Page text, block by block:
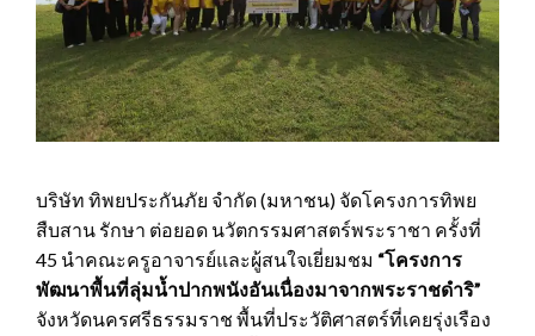
บริษัท ทิพยประกันภัย จำกัด (มหาชน) จัดโครงการทิพย
สืบสาน รักษา ต่อยอด นวัตกรรมศาสตร์พระราชา ครั้งที่
45 นำคณะครูอาจารย์และผู้สนใจเยี่ยมชม “โครงการ
พัฒนาพื้นที่ลุ่มน้ำปากพนังอันเนื่องมาจากพระราชดำริ”
จังหวัดนครศรีธรรมราช พื้นที่ประวัติศาสตร์ที่เคยรุ่งเรือง